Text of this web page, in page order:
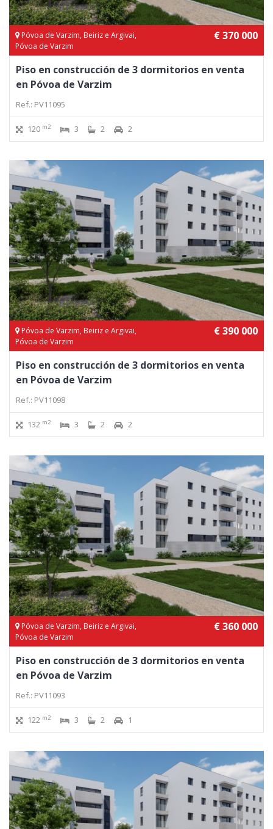
Póvoa de Varzim, Beiriz e Argivai,
Póvoa de Varzim
€ 370 000
Piso en construcción de 3 dormitorios en venta
en Póvoa de Varzim
Ref.: PV11095
120 m2 3 2 2
Póvoa de Varzim, Beiriz e Argivai,
Póvoa de Varzim
€ 390 000
Piso en construcción de 3 dormitorios en venta
en Póvoa de Varzim
Ref.: PV11098
132 m2 3 2 2
Póvoa de Varzim, Beiriz e Argivai,
Póvoa de Varzim
€ 360 000
Piso en construcción de 3 dormitorios en venta
en Póvoa de Varzim
Ref.: PV11093
122 m2 3 2 1